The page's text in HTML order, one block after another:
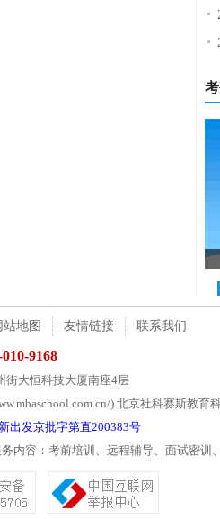
站地图 友情链接 联系我们
9168
街大恒科技大厦南座4层
) 北京社科赛斯教育
出发京批字第直200383号
容：考前培训、远程辅导、面试密训